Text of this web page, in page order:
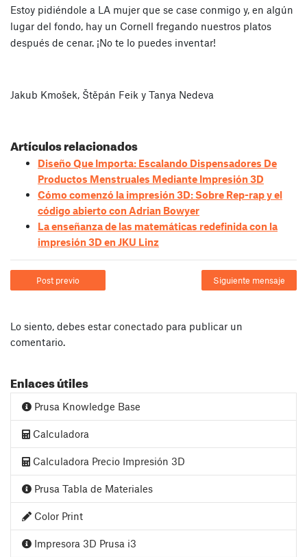
Estoy pidiéndole a LA mujer que se case conmigo y, en algún
lugar del fondo, hay un Cornell fregando nuestros platos
después de cenar. ¡No te lo puedes inventar!
Jakub Kmošek, Štěpán Feik y Tanya Nedeva
Artículos relacionados
Diseño Que Importa: Escalando Dispensadores De
Productos Menstruales Mediante Impresión 3D
Cómo comenzó la impresión 3D: Sobre Rep-rap y el
código abierto con Adrian Bowyer
La enseñanza de las matemáticas redefinida con la
impresión 3D en JKU Linz
Post previo Siguiente mensaje
Lo siento, debes estar conectado para publicar un
comentario.
Enlaces útiles
Prusa Knowledge Base
Calculadora
Calculadora Precio Impresión 3D
Prusa Tabla de Materiales
Color Print
Impresora 3D Prusa i3